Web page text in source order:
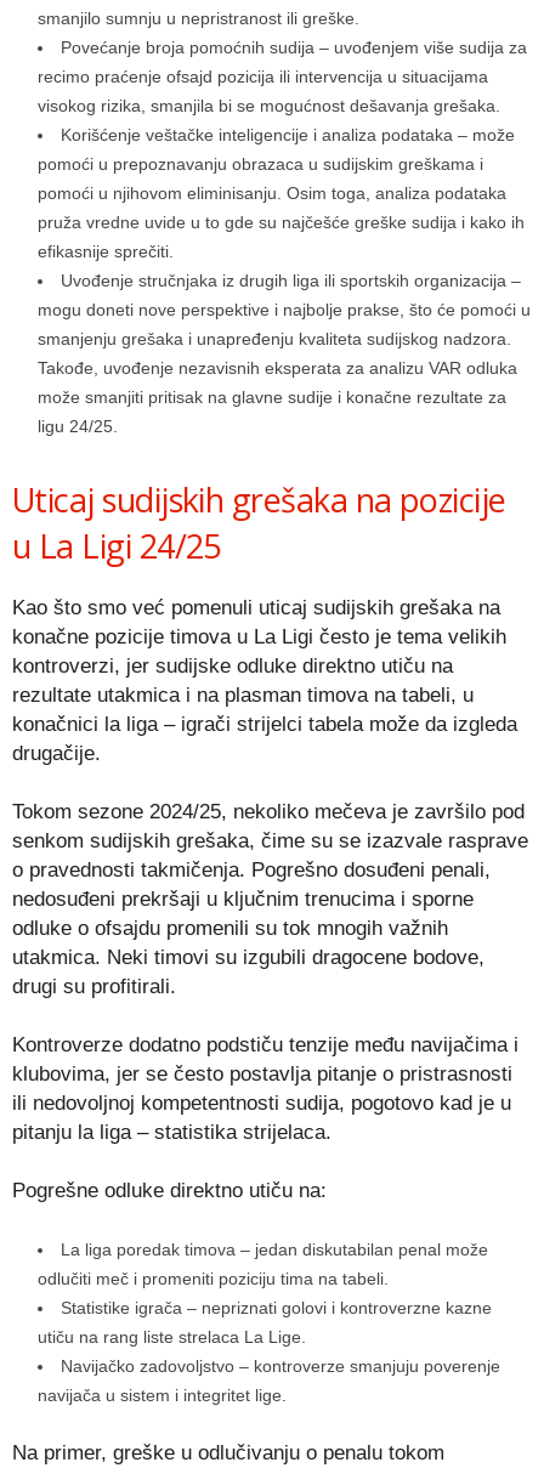
smanjilo sumnju u nepristranost ili greške.
Povećanje broja pomoćnih sudija – uvođenjem više sudija za
recimo praćenje ofsajd pozicija ili intervencija u situacijama
visokog rizika, smanjila bi se mogućnost dešavanja grešaka.
Korišćenje veštačke inteligencije i analiza podataka – može
pomoći u prepoznavanju obrazaca u sudijskim greškama i
pomoći u njihovom eliminisanju. Osim toga, analiza podataka
pruža vredne uvide u to gde su najčešće greške sudija i kako ih
efikasnije sprečiti.
Uvođenje stručnjaka iz drugih liga ili sportskih organizacija –
mogu doneti nove perspektive i najbolje prakse, što će pomoći u
smanjenju grešaka i unapređenju kvaliteta sudijskog nadzora.
Takođe, uvođenje nezavisnih eksperata za analizu VAR odluka
može smanjiti pritisak na glavne sudije i konačne rezultate za
ligu 24/25.
Uticaj sudijskih grešaka na pozicije
u La Ligi 24/25
Kao što smo već pomenuli uticaj sudijskih grešaka na
konačne pozicije timova u La Ligi često je tema velikih
kontroverzi, jer sudijske odluke direktno utiču na
rezultate utakmica i na plasman timova na tabeli, u
konačnici la liga – igrači strijelci tabela može da izgleda
drugačije.
Tokom sezone 2024/25, nekoliko mečeva je završilo pod
senkom sudijskih grešaka, čime su se izazvale rasprave
o pravednosti takmičenja. Pogrešno dosuđeni penali,
nedosuđeni prekršaji u ključnim trenucima i sporne
odluke o ofsajdu promenili su tok mnogih važnih
utakmica. Neki timovi su izgubili dragocene bodove,
drugi su profitirali.
Kontroverze dodatno podstiču tenzije među navijačima i
klubovima, jer se često postavlja pitanje o pristrasnosti
ili nedovoljnoj kompetentnosti sudija, pogotovo kad je u
pitanju la liga – statistika strijelaca.
Pogrešne odluke direktno utiču na:
La liga poredak timova – jedan diskutabilan penal može
odlučiti meč i promeniti poziciju tima na tabeli.
Statistike igrača – nepriznati golovi i kontroverzne kazne
utiču na rang liste strelaca La Lige.
Navijačko zadovoljstvo – kontroverze smanjuju poverenje
navijača u sistem i integritet lige.
Na primer, greške u odlučivanju o penalu tokom